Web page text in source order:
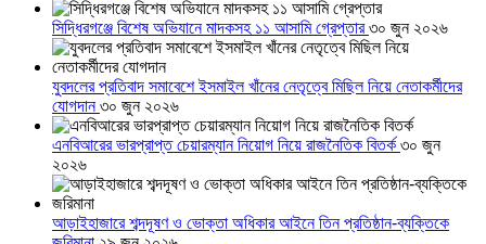
সিদ্ধিরগঞ্জে বিশেষ অভিযানে মাদকসহ ১১ আসামি গ্রেপ্তার৩০ জুন ২০২৬
যুবদলের প্রতিবাদ সমাবেশে ইসমাইল খাঁনের নেতৃত্বে মিছিল নিয়ে নেতাকর্মীদের
যোগদান৩০ জুন ২০২৬
এনবিআরের ভারপ্রাপ্ত চেয়ারম্যান নিয়োগ নিয়ে রাজনৈতিক বিতর্ক ৩০ জুন
২০২৬
আড়াইহাজারে শব্দদূষণ ও ভোক্তা অধিকার আইনে তিন প্রতিষ্ঠান-ব্যক্তিকে